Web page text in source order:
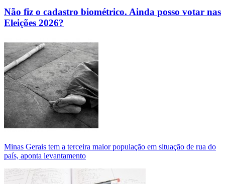
Não fiz o cadastro biométrico. Ainda posso votar nas
Eleições 2026?
Minas Gerais tem a terceira maior população em situação de rua do
país, aponta levantamento